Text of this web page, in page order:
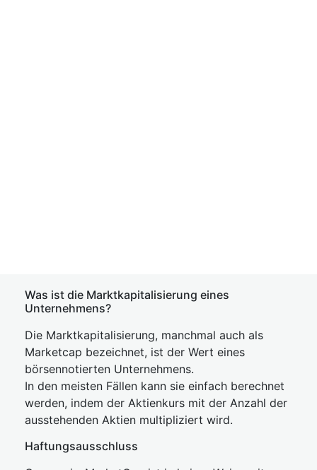
Was ist die Marktkapitalisierung eines
Unternehmens?
Die Marktkapitalisierung, manchmal auch als
Marketcap bezeichnet, ist der Wert eines
börsennotierten Unternehmens.
In den meisten Fällen kann sie einfach berechnet
werden, indem der Aktienkurs mit der Anzahl der
ausstehenden Aktien multipliziert wird.
Haftungsausschluss